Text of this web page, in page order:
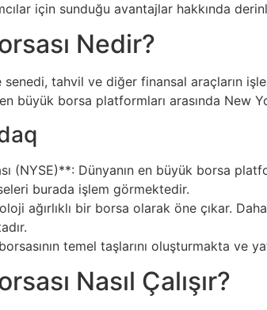
için sunduğu avantajlar hakkında
Nedir?
senedi, tahvil ve diğer finansal araçların
en büyük borsa platformları arasında New
(NYSE)**: Dünyanın en büyük borsa
burada işlem görmektedir.
ağırlıklı bir borsa olarak öne çıkar.
temel taşlarını oluşturmakta ve
Nasıl Çalışır?